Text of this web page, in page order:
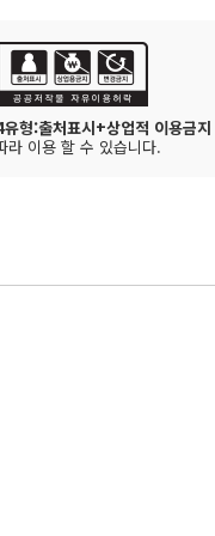
형:출처표시+상업적 이용금지
라 이용 할 수 있습니다.